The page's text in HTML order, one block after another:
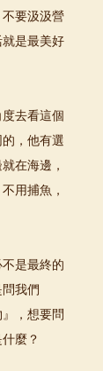
要汲汲營
是最美好
去看這個
，他有選
在海邊，
用捕魚，
是最終的
我們
』，想要問
麼？